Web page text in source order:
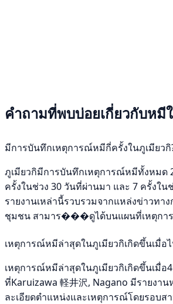
คำถามที่พบบ่อยเกี่ยวกับหมี
มีการบันทึกเหตุการณ์หมีกี่ครั้งในภูเมียวกิ
ภูเมียวกิมีการบันทึกเหตุการณ์หมีทั้งหมด
ครั้งในช่วง 30 วันที่ผ่านมา และ 7 ครั้งใน
รายงานเหล่านี้รวบรวมจากแหล่งข่าวทา
ชุมชน สามาร���ดูได้บนแผนที่เหตุกา
เหตุการณ์หมีล่าสุดในภูเมียวกิเกิดขึ้นเมื่อ
เหตุการณ์หมีล่าสุดในภูเมียวกิเกิดขึ้นเมื่อ
ที่Karuizawa 軽井沢, Nagano มีรายงาน
ละเอียดตำแหน่งและเหตุการณ์โดยรอบส